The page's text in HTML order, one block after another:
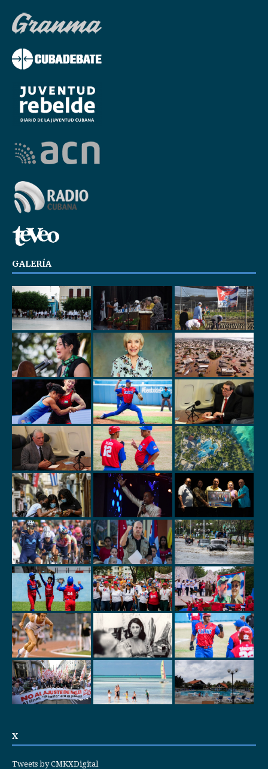
GALERÍA
X
Tweets by CMKXDigital